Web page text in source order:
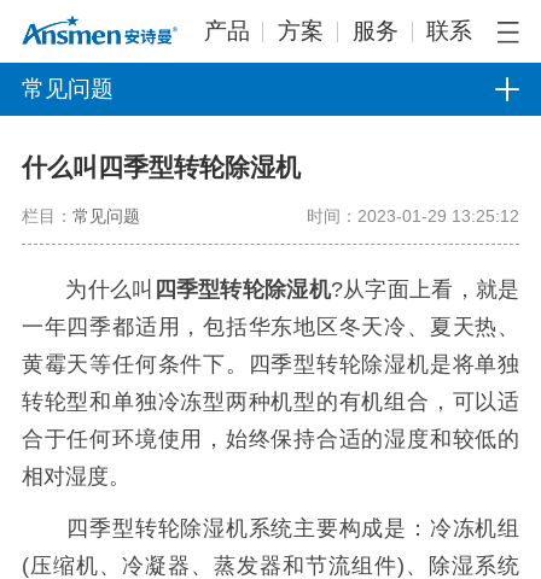
产品 方案 服务 联系
常见问题
什么叫四季型转轮除湿机
栏目： 常见问题 时间：2023-01-29 13:25:12
为什么叫 四季型转轮除湿机?从字面上看，就是
一年四季都适用，包括华东地区冬天冷、夏天热、
黄霉天等任何条件下。四季型转轮除湿机是将单独
转轮型和单独冷冻型两种机型的有机组合，可以适
合于任何环境使用，始终保持合适的湿度和较低的
相对湿度。
四季型转轮除湿机系统主要构成是：冷冻机组
(压缩机、冷凝器、蒸发器和节流组件)、除湿系统